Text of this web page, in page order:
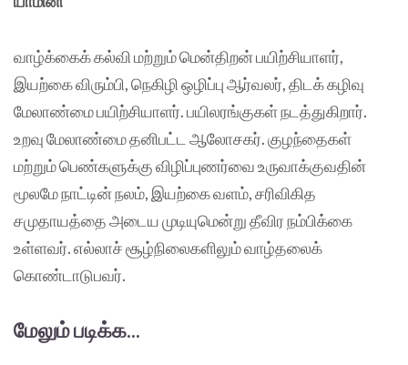
வாழ்க்கைக் கல்வி மற்றும் மென்திறன் பயிற்சியாளர்,
இயற்கை விரும்பி, நெகிழி ஒழிப்பு ஆர்வலர், திடக் கழிவு
மேலாண்மை பயிற்சியாளர். பயிலரங்குகள் நடத்துகிறார்.
உறவு மேலாண்மை தனிபட்ட ஆலோசகர். குழந்தைகள்
மற்றும் பெண்களுக்கு விழிப்புணர்வை உருவாக்குவதின்
மூலமே நாட்டின் நலம், இயற்கை வளம், சரிவிகித
சமுதாயத்தை அடைய முடியுமென்று தீவிர நம்பிக்கை
உள்ளவர். எல்லாச் சூழ்நிலைகளிலும் வாழ்தலைக்
கொண்டாடுபவர்.
மேலும் படிக்க...